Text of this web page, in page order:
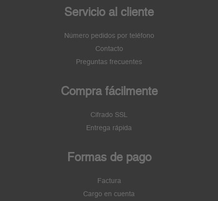
Servicio al cliente
Número pedidos por teléfono
Contacto
Preguntas frecuentes
Compra fácilmente
Cifrado SSL
Entrega rápida
Formas de pago
Factura
Cargo en cuenta